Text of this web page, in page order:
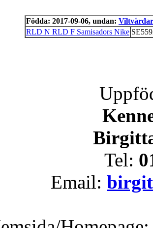
Födda: 2017-09-06, undan:
RLD N RLD F Samisadors Nike
Tel:
Email: